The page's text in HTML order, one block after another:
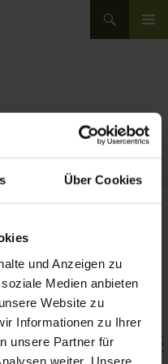
Über Cookies
und Anzeigen zu
Medien anbieten
Website zu
Informationen zu Ihrer
unsere Partner für
weiter. Unsere